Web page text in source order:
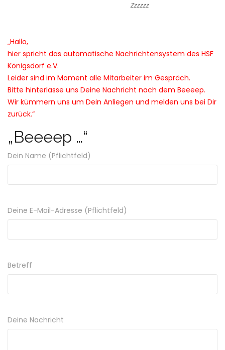
Zzzzzz
„Hallo,
hier spricht das automatische Nachrichtensystem des HSF
Königsdorf e.V.
Leider sind im Moment alle Mitarbeiter im Gespräch.
Bitte hinterlasse uns Deine Nachricht nach dem Beeeep.
Wir kümmern uns um Dein Anliegen und melden uns bei Dir
zurück.“
„Beeeep …“
Dein Name (Pflichtfeld)
Deine E-Mail-Adresse (Pflichtfeld)
Betreff
Deine Nachricht